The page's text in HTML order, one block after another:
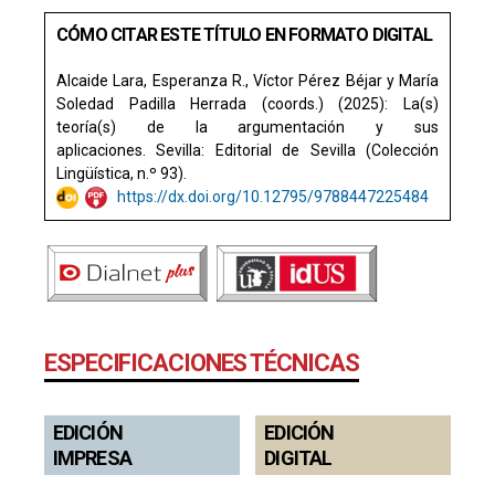
CÓMO CITAR ESTE TÍTULO EN FORMATO DIGITAL
Alcaide Lara, Esperanza R., Víctor Pérez Béjar y María
Soledad Padilla Herrada (coords.) (2025): La(s)
teoría(s) de la argumentación y sus
aplicaciones. Sevilla: Editorial de Sevilla (Colección
Lingüística, n.º 93).
https://dx.doi.org/10.12795/9788447225484
ESPECIFICACIONES TÉCNICAS
EDICIÓN
IMPRESA
EDICIÓN
DIGITAL